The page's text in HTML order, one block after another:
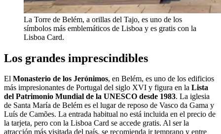
La Torre de Belém, a orillas del Tajo, es uno de los
símbolos más emblemáticos de Lisboa y es gratis con la
Lisboa Card.
Los grandes imprescindibles
El Monasterio de los Jerónimos, en Belém, es uno de los edificios
más impresionantes de Portugal del siglo XVI y figura en la Lista
del Patrimonio Mundial de la UNESCO desde 1983. La iglesia
de Santa María de Belém es el lugar de reposo de Vasco da Gama y
Luís de Camões. La entrada habitual no está incluida en el precio de
la tarjeta, pero con la Lisboa Card se accede gratis. Al ser la
atracción más visitada del país, se recomienda ir temprano y entre